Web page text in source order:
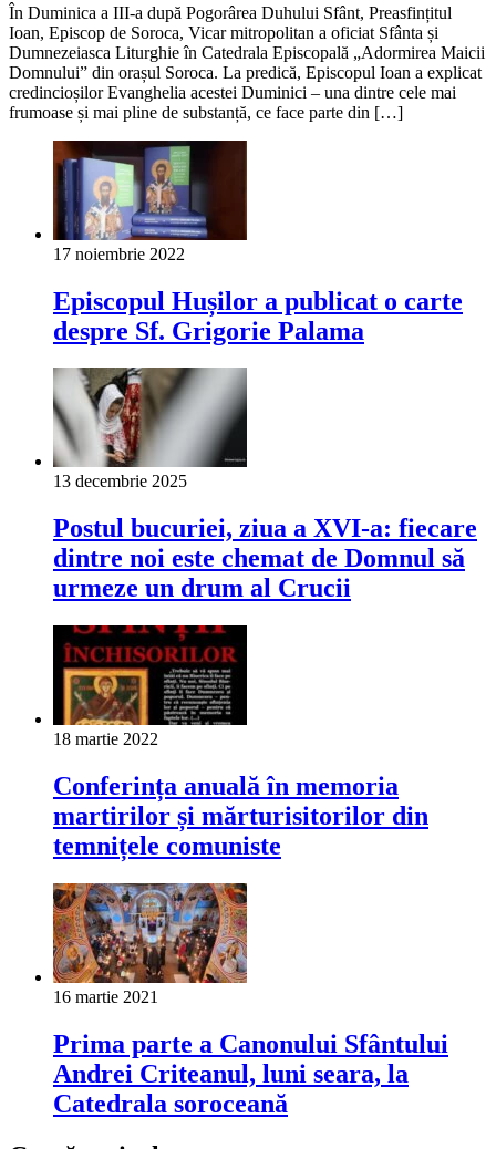
În Duminica a III-a după Pogorârea Duhului Sfânt, Preasfințitul
Ioan, Episcop de Soroca, Vicar mitropolitan a oficiat Sfânta și
Dumnezeiasca Liturghie în Catedrala Episcopală „Adormirea Maicii
Domnului” din orașul Soroca. La predică, Episcopul Ioan a explicat
credincioșilor Evanghelia acestei Duminici – una dintre cele mai
frumoase și mai pline de substanță, ce face parte din […]
17 noiembrie 2022
Episcopul Hușilor a publicat o carte
despre Sf. Grigorie Palama
13 decembrie 2025
Postul bucuriei, ziua a XVI-a: fiecare
dintre noi este chemat de Domnul să
urmeze un drum al Crucii
18 martie 2022
Conferința anuală în memoria
martirilor și mărturisitorilor din
temnițele comuniste
16 martie 2021
Prima parte a Canonului Sfântului
Andrei Criteanul, luni seara, la
Catedrala soroceană